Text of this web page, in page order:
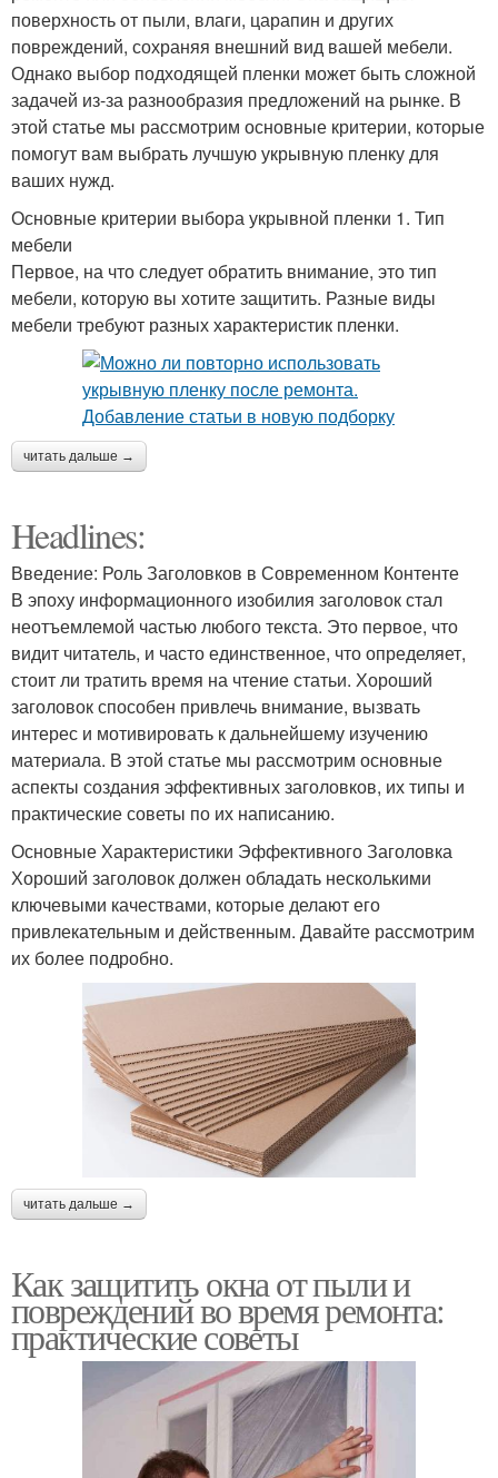
поверхность от пыли, влаги, царапин и других
повреждений, сохраняя внешний вид вашей мебели.
Однако выбор подходящей пленки может быть сложной
задачей из-за разнообразия предложений на рынке. В
этой статье мы рассмотрим основные критерии, которые
помогут вам выбрать лучшую укрывную пленку для
ваших нужд.
Основные критерии выбора укрывной пленки 1. Тип
мебели
Первое, на что следует обратить внимание, это тип
мебели, которую вы хотите защитить. Разные виды
мебели требуют разных характеристик пленки.
читать дальше →
Headlines:
Введение: Роль Заголовков в Современном Контенте
В эпоху информационного изобилия заголовок стал
неотъемлемой частью любого текста. Это первое, что
видит читатель, и часто единственное, что определяет,
стоит ли тратить время на чтение статьи. Хороший
заголовок способен привлечь внимание, вызвать
интерес и мотивировать к дальнейшему изучению
материала. В этой статье мы рассмотрим основные
аспекты создания эффективных заголовков, их типы и
практические советы по их написанию.
Основные Характеристики Эффективного Заголовка
Хороший заголовок должен обладать несколькими
ключевыми качествами, которые делают его
привлекательным и действенным. Давайте рассмотрим
их более подробно.
читать дальше →
Как защитить окна от пыли и
повреждений во время ремонта:
практические советы